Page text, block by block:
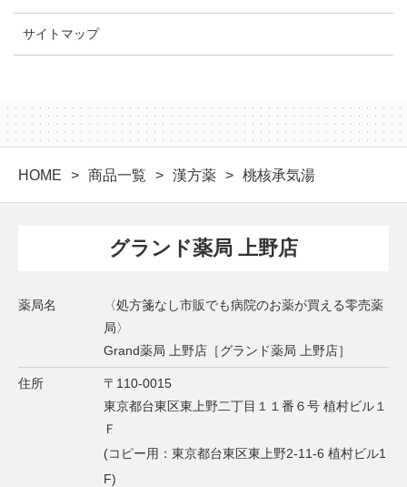
HOME 商品一覧 漢方薬 桃核承気湯
サイトマップ
グランド薬局 上野店
薬局名
〈処方箋なし市販でも病院のお薬が買える零売薬
局〉
Grand薬局 上野店［グランド薬局 上野店］
住所
〒110-0015
東京都台東区東上野二丁目１１番６号 植村ビル１
Ｆ
(コピー用：東京都台東区東上野2-11-6 植村ビル1
F)